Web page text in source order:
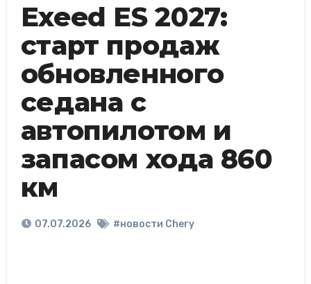
Exeed ES 2027:
старт продаж
обновленного
седана с
автопилотом и
запасом хода 860
км
07.07.2026 #новости Chery